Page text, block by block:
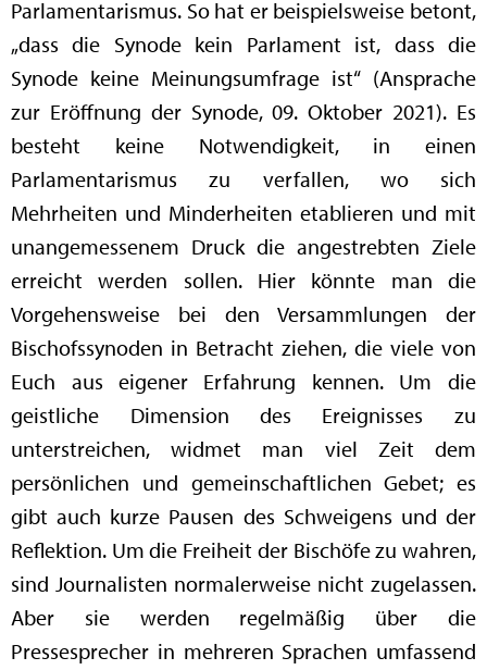
Parlamentarismus. So hat er beispielsweise betont,
„dass die Synode kein Parlament ist, dass die
Synode keine Meinungsumfrage ist“ (Ansprache
zur Eröffnung der Synode, 09. Oktober 2021). Es
besteht keine Notwendigkeit, in einen
Parlamentarismus zu verfallen, wo sich
Mehrheiten und Minderheiten etablieren und mit
unangemessenem Druck die angestrebten Ziele
erreicht werden sollen. Hier könnte man die
Vorgehensweise bei den Versammlungen der
Bischofssynoden in Betracht ziehen, die viele von
Euch aus eigener Erfahrung kennen. Um die
geistliche Dimension des Ereignisses zu
unterstreichen, widmet man viel Zeit dem
persönlichen und gemeinschaftlichen Gebet; es
gibt auch kurze Pausen des Schweigens und der
Reflektion. Um die Freiheit der Bischöfe zu wahren,
sind Journalisten normalerweise nicht zugelassen.
Aber sie werden regelmäßig über die
Pressesprecher in mehreren Sprachen umfassend